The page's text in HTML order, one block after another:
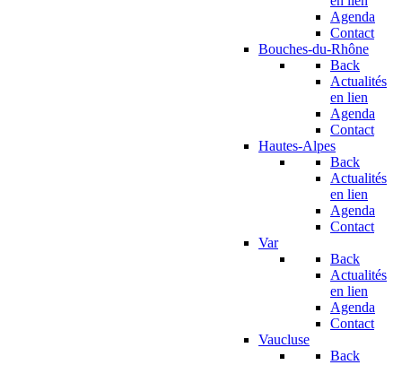
Agenda
Contact
Bouches-du-Rhône
Back
Actualités
en lien
Agenda
Contact
Hautes-Alpes
Back
Actualités
en lien
Agenda
Contact
Var
Back
Actualités
en lien
Agenda
Contact
Vaucluse
Back